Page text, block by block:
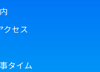
クセス
タイム